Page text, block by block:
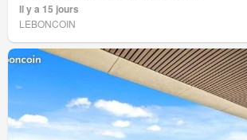
Il y a 15 jours
LEBONCOIN